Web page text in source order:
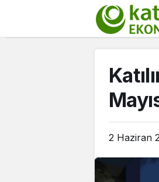
2 Haziran